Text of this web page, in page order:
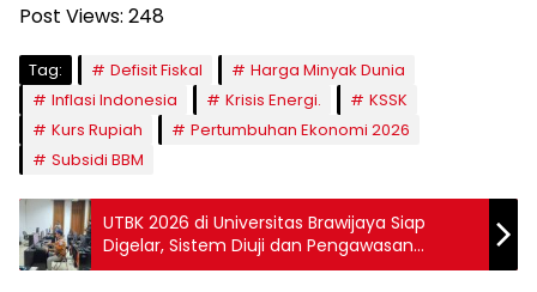
Post Views: 248
Tag: Defisit Fiskal
Harga Minyak Dunia
Inflasi Indonesia
Krisis Energi.
KSSK
Kurs Rupiah
Pertumbuhan Ekonomi 2026
Subsidi BBM
UTBK 2026 di Universitas Brawijaya Siap
Digelar, Sistem Diuji dan Pengawasan
Diperketat